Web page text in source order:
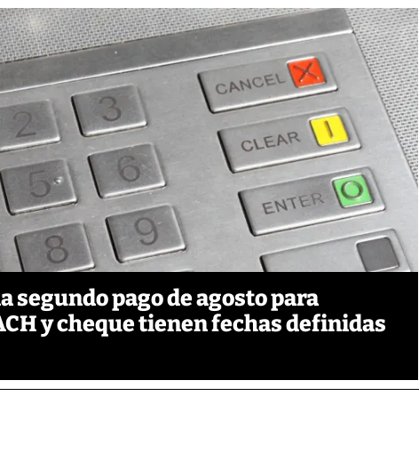
segundo pago de agosto para
y cheque tienen fechas definidas